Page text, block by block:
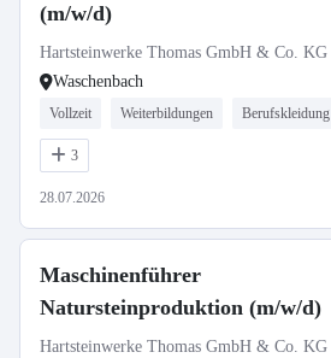
(m/w/d)
Hartsteinwerke Thomas GmbH & Co. KG
Waschenbach
Vollzeit Weiterbildungen Berufskleidung
3
28.07.2026
Maschinenführer
Natursteinproduktion (m/w/d)
Hartsteinwerke Thomas GmbH & Co. KG